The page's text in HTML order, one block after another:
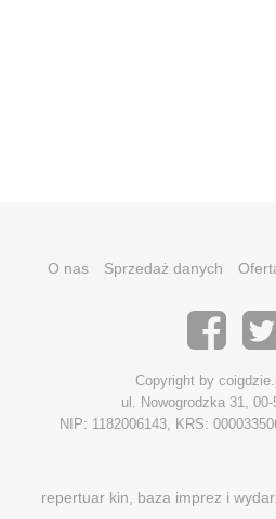
O nas Sprzedaż danych
Copyright by
ul. Nowogrodzka 31,
NIP: 1182006143, KRS:
repertuar kin, baza imprez i